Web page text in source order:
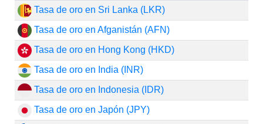
Tasa de oro en Sri Lanka (LKR)
Tasa de oro en Afganistán (AFN)
Tasa de oro en Hong Kong (HKD)
Tasa de oro en India (INR)
Tasa de oro en Indonesia (IDR)
Tasa de oro en Japón (JPY)